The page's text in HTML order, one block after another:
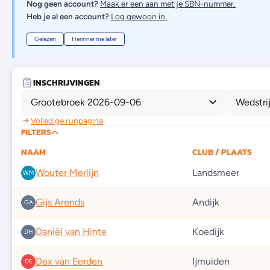
Nog geen account? Maak er een aan met je SBN-nummer.
Heb je al een account? Log gewoon in.
Gelezen Herinner me later
INSCHRIJVINGEN
Grootebroek 2026-09-06
Volledige runpagina
FILTERS
NAAM
CLUB / PLAATS
WM Wouter Merlijn Landsmeer
GA Gijs Arends Andijk
DH Daniël van Hinte Koedijk
DE Dex van Eerden Ijmuiden